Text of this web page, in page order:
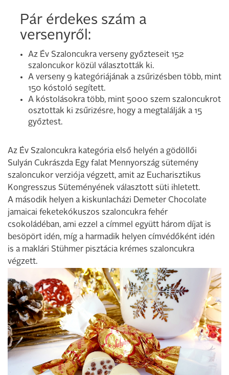
Pár érdekes szám a
versenyről:
Az Év Szaloncukra verseny győzteseit 152
szaloncukor közül választották ki.
A verseny 9 kategóriájának a zsűrizésben több, mint
150 kóstoló segített.
A kóstolásokra több, mint 5000 szem szaloncukrot
osztottak ki zsűrizésre, hogy a megtalálják a 15
győztest.
Az Év Szaloncukra kategória első helyén a gödöllői
Sulyán Cukrászda Egy falat Mennyország sütemény
szaloncukor verziója végzett, amit az Eucharisztikus
Kongresszus Süteményének választott süti ihletett.
A második helyen a kiskunlacházi Demeter Chocolate
jamaicai feketekókuszos szaloncukra fehér
csokoládéban, ami ezzel a címmel együtt három díjat is
besöpört idén, míg a harmadik helyen címvédőként idén
is a maklári Stühmer pisztácia krémes szaloncukra
végzett.